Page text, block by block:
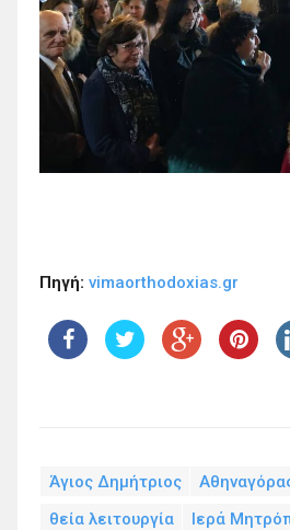
Πηγή: vimaorthodoxias.gr
Άγιος Δημήτριος
θεία λειτουργία
Ιερά